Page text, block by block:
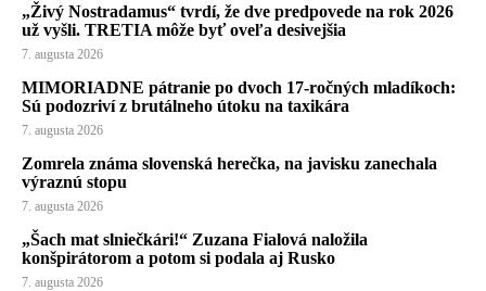
„Živý Nostradamus“ tvrdí, že dve predpovede na rok 2026
už vyšli. TRETIA môže byť oveľa desivejšia
7. augusta 2026
MIMORIADNE pátranie po dvoch 17-ročných mladíkoch:
Sú podozriví z brutálneho útoku na taxikára
7. augusta 2026
Zomrela známa slovenská herečka, na javisku zanechala
výraznú stopu
7. augusta 2026
„Šach mat slniečkári!“ Zuzana Fialová naložila
konšpirátorom a potom si podala aj Rusko
7. augusta 2026